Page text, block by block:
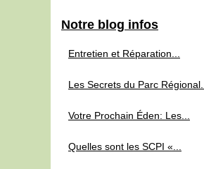
Notre blog infos
Entretien et Réparation...
Les Secrets du Parc Régional...
Votre Prochain Éden: Les...
Quelles sont les SCPI «...